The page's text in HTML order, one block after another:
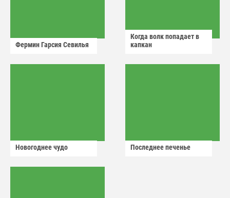
Фермин Гарсия Севилья
Когда волк попадает в
капкан
Новогоднее чудо Последнее печенье